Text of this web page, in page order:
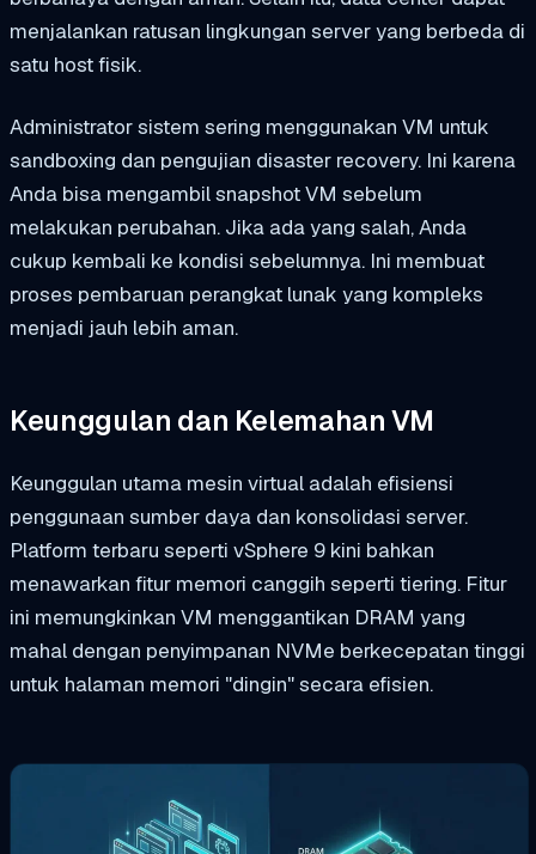
menjalankan ratusan lingkungan server yang berbeda di
satu host fisik.
Administrator sistem sering menggunakan VM untuk
sandboxing dan pengujian disaster recovery. Ini karena
Anda bisa mengambil snapshot VM sebelum
melakukan perubahan. Jika ada yang salah, Anda
cukup kembali ke kondisi sebelumnya. Ini membuat
proses pembaruan perangkat lunak yang kompleks
menjadi jauh lebih aman.
Keunggulan dan Kelemahan VM
Keunggulan utama mesin virtual adalah efisiensi
penggunaan sumber daya dan konsolidasi server.
Platform terbaru seperti vSphere 9 kini bahkan
menawarkan fitur memori canggih seperti tiering. Fitur
ini memungkinkan VM menggantikan DRAM yang
mahal dengan penyimpanan NVMe berkecepatan tinggi
untuk halaman memori "dingin" secara efisien.